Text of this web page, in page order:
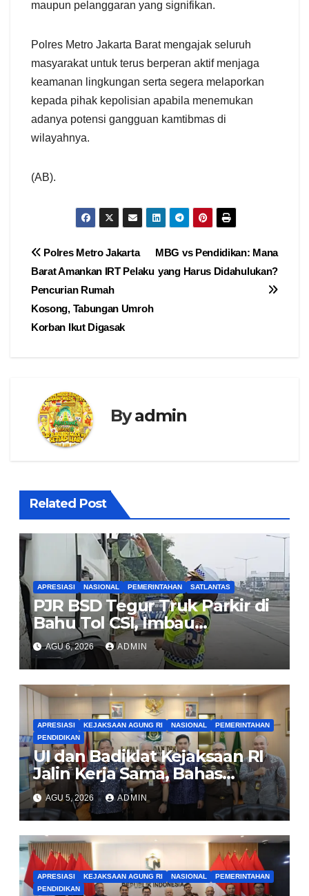
maupun pelanggaran yang signifikan.
Polres Metro Jakarta Barat mengajak seluruh
masyarakat untuk terus berperan aktif menjaga
keamanan lingkungan serta segera melaporkan
kepada pihak kepolisian apabila menemukan
adanya potensi gangguan kamtibmas di
wilayahnya.
(AB).
Navigasi
pos
MBG vs Pendidikan: Mana
yang Harus Didahulukan?
Polres Metro Jakarta
Barat Amankan IRT Pelaku
Pencurian Rumah
Kosong, Tabungan Umroh
Korban Ikut Digasak
Byadmin
Related Post
APRESIASI NASIONAL PEMERINTAHAN SATLANTAS
PJR BSD Tegur Truk Parkir di
Bahu Tol CSI, Imbau
Pengendara Tertib
AGU 6, 2026 ADMIN
APRESIASI KEJAKSAAN AGUNG RI NASIONAL
PEMERINTAHAN
PENDIDIKAN
UI dan Badiklat Kejaksaan RI
Jalin Kerja Sama, Bahas
Pembentukan Pusat Studi
Kajian Kejaksaan
AGU 5, 2026 ADMIN
APRESIASI KEJAKSAAN AGUNG RI NASIONAL
PEMERINTAHAN
PENDIDIKAN